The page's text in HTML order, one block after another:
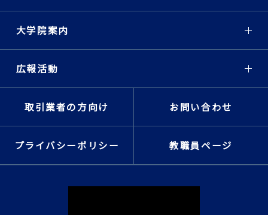
大学院案内
広報活動
取引業者の方向け お問い合わせ
プライバシーポリシー 教職員ページ